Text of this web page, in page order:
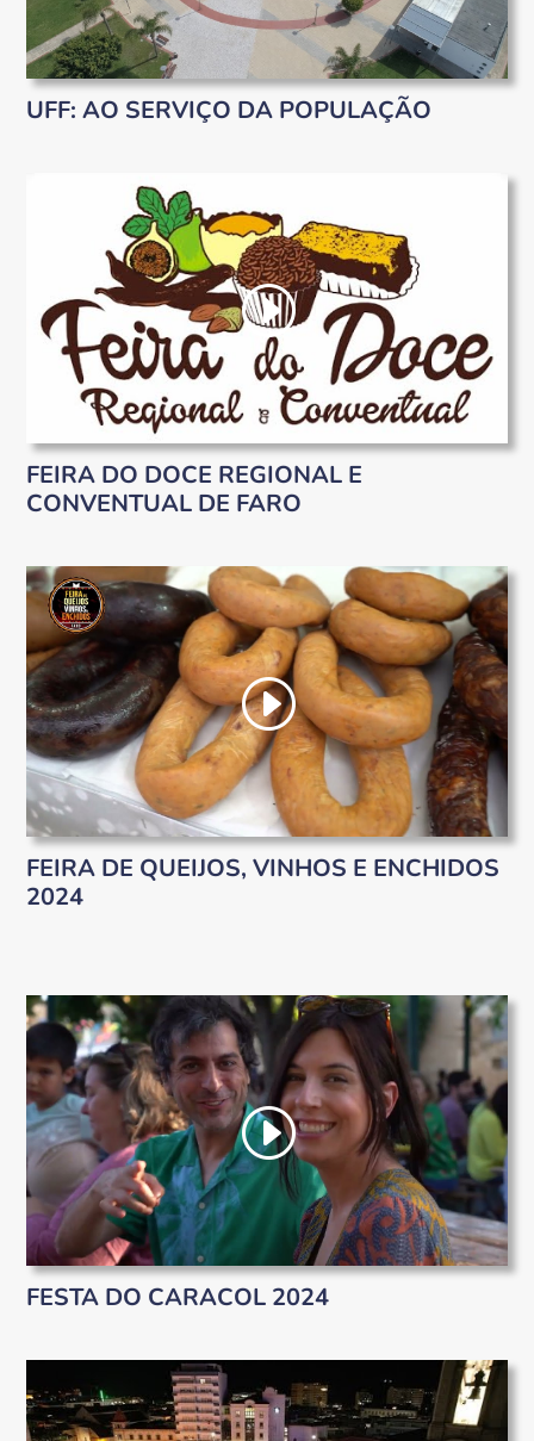
UFF: AO SERVIÇO DA POPULAÇÃO
FEIRA DO DOCE REGIONAL E
CONVENTUAL DE FARO
FEIRA DE QUEIJOS, VINHOS E ENCHIDOS
2024
FESTA DO CARACOL 2024